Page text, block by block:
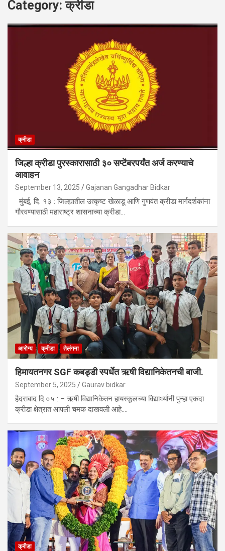
Category:क्रीडा
क्रीडा
जिल्हा क्रीडा पुरस्कारासाठी ३० सप्टेंबरपर्यंत अर्ज करण्याचे
आवाहन
September 13, 2025 Gajanan Gangadhar Bidkar
मुंबई, दि. १३ : जिल्ह्यातील उत्कृष्ट खेळाडू आणि गुणवंत क्रीडा मार्गदर्शकांना
गौरवण्यासाठी महाराष्ट्र शासनाच्या क्रीडा…
आरोग्य क्रीडा तेलंगना
हिमायतनगर SGF कबड्डी स्पर्धेत ऋषी विद्यानिकेतनची बाजी.
September 5, 2025 Gaurav bidkar
हैदराबाद दि.०५ : – ऋषी विद्यानिकेतन हायस्कूलच्या विद्यार्थ्यांनी पुन्हा एकदा
क्रीडा क्षेत्रात आपली चमक दाखवली आहे.…
क्रीडा